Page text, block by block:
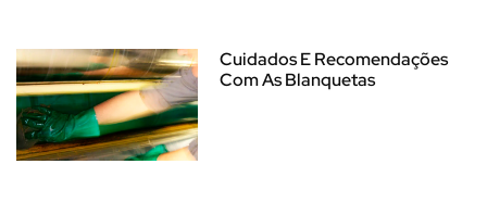
Cuidados E Recomendações
Com As Blanquetas